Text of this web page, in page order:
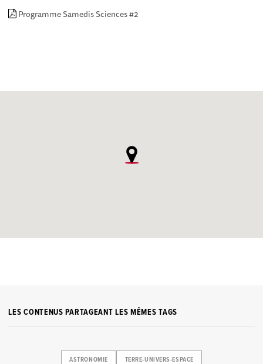
Programme Samedis Sciences #2
LES CONTENUS PARTAGEANT LES MÊMES TAGS
ASTRONOMIE TERRE-UNIVERS-ESPACE